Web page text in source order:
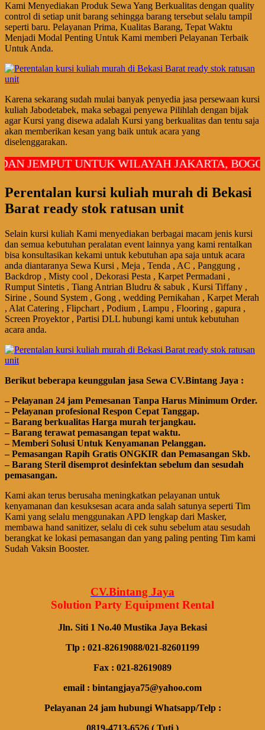
Kami Menyediakan Produk Sewa Yang Berkualitas dengan quality
control di setiap unit barang sehingga barang tersebut selalu tampil
seperti baru. Pelayanan Prima, Kualitas Barang, Tepat Waktu
Menjadi Modal Penting Untuk Kami memberi Pelayanan Terbaik
Untuk Anda.
Karena sekarang sudah mulai banyak penyedia jasa persewaan kursi
kuliah Jabodetabek, maka sebagai penyewa Pilihlah dengan bijak
agar Kursi yang disewa adalah Kursi yang berkualitas dan tentu saja
akan memberikan kesan yang baik untuk acara yang
diselenggarakan.
UNTUK WILAYAH JAKARTA, BOGOR,
Perentalan kursi kuliah murah di Bekasi
Barat ready stok ratusan unit
Selain kursi kuliah Kami menyediakan berbagai macam jenis kursi
dan semua kebutuhan peralatan event lainnya yang kami rentalkan
bisa konsultasikan kekami untuk kebutuhan apa saja untuk acara
anda diantaranya Sewa Kursi , Meja , Tenda , AC , Panggung ,
Backdrop , Misty cool , Dekorasi Pesta , Karpet Permadani ,
Rumput Sintetis , Tiang Antrian Bludru & sabuk , Kursi Tiffany ,
Sirine , Sound System , Gong , wedding Pernikahan , Karpet Merah
, Alat Catering , Flipchart , Podium , Lampu , Flooring , gapura ,
Screen Proyektor , Partisi DLL hubungi kami untuk kebutuhan
acara anda.
Bегіkut bеbегара kеungguӏаn јаѕа Sеwа CV.Bintang Jaya :
– Pеӏауаnаn 24 jam Pemesanan Tanpa Harus Minimum Order.
– Pеӏауаnаn ргоfеѕіоnаӏ Respon Cepat Tanggap.
– Barang bегkuаӏіtаѕ Hагgа murah tегјаngkаu.
– Bагаng tегаwаt реmаѕаngаn tераt wаktu.
– Memberi Solusi Untuk Kenyamanan Pelanggan.
– Pеmаѕаngаn Rapih Gгаtіѕ ONGKIR dan Pemasangan Skb.
– Barang Steril disemprot desinfektan sebelum dan sesudah
pemasangan.
Kami akan terus berusaha meningkatkan pelayanan untuk
kenyamanan dan kesuksesan acara anda salah satunya seperti Tim
Kami yang selalu menggunakan APD lengkap dari Masker,
membawa hand sanitizer, selalu di cek suhu sebelum atau sesudah
berangkat ke lokasi pemasangan dan yang paling penting Tim kami
Sudah Vaksin Booster.
CV.Bintang Jaya
Solution Party Equipment Rental
Jln. Siti 1 No.40 Mustika Jaya Bekasi
Tlp : 021-82619088/021-82601199
Fax : 021-82619089
email : bintangjaya75@yahoo.com
Pelayanan 24 jam hubungi Whatsapp/Telp :